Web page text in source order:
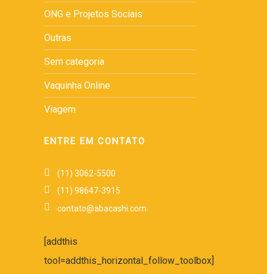
ONG e Projetos Sociais
Outras
Sem categoria
Vaquinha Online
Viagem
ENTRE EM CONTATO
(11) 3062-5500
(11) 98647-3915
contato@abacashi.com
[addthis
tool=addthis_horizontal_follow_toolbox]